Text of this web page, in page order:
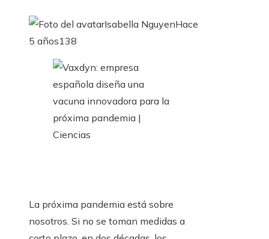
Isabella NguyenHace
5 años138
La próxima pandemia está sobre
nosotros. Si no se toman medidas a